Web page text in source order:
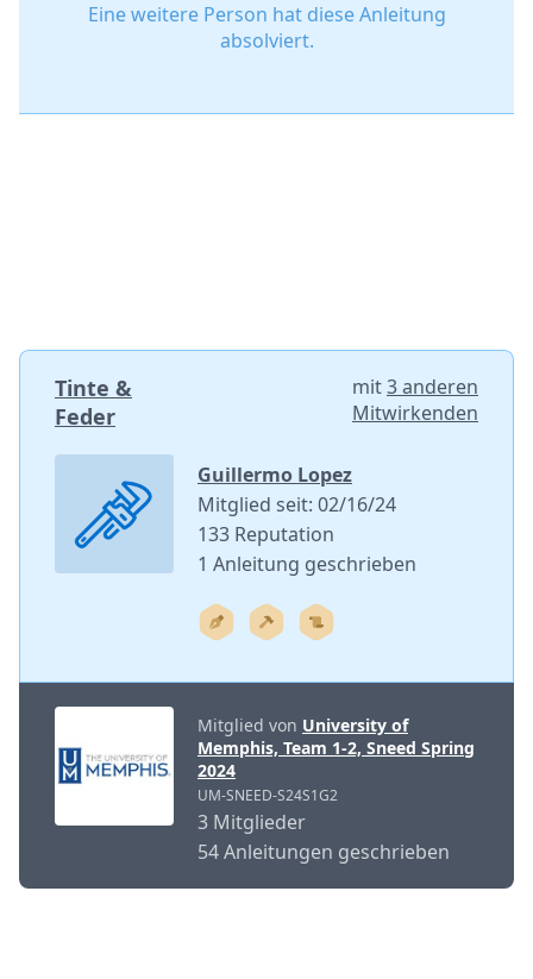
Eine weitere Person hat diese Anleitung
absolviert.
Tinte &
Feder
mit3 anderen
Mitwirkenden
Guillermo Lopez
Mitglied seit: 02/16/24
133 Reputation
1 Anleitung geschrieben
Mitglied von University of
Memphis, Team 1-2, Sneed Spring
2024
UM-SNEED-S24S1G2
3 Mitglieder
54 Anleitungen geschrieben